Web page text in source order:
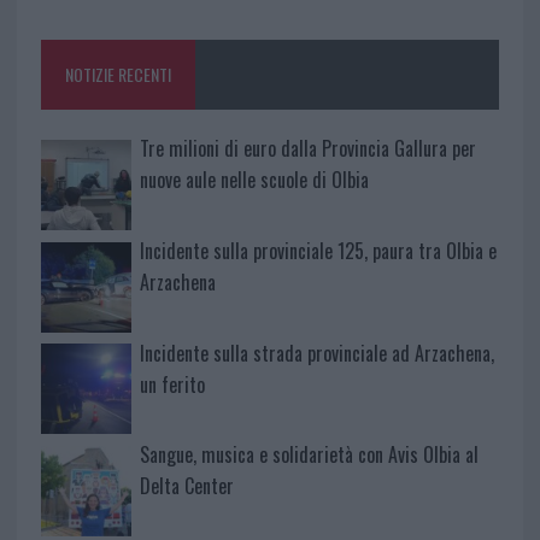
o
k
p
NOTIZIE RECENTI
Tre milioni di euro dalla Provincia Gallura per
nuove aule nelle scuole di Olbia
Incidente sulla provinciale 125, paura tra Olbia e
Arzachena
Incidente sulla strada provinciale ad Arzachena,
un ferito
Sangue, musica e solidarietà con Avis Olbia al
Delta Center